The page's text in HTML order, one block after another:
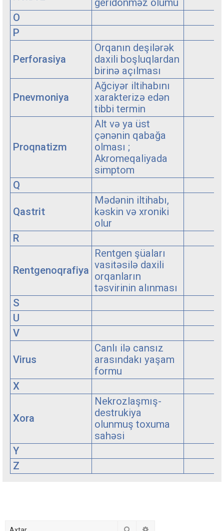
geridönməz ölümü
O
P
Perforasiya
Orqanın deşilərək
daxili boşluqlardan
birinə açılması
Pnevmoniya
Ağciyər iltihabını
xarakterizə edən
tibbi termin
Proqnatizm
Alt və ya üst
çənənin qabağa
olması ;
Akromeqaliyada
simptom
Q
Qastrit
Mədənin iltihabı,
kəskin və xroniki
olur
R
Rentgenoqrafiya
Rentgen şüaları
vasitəsilə daxili
orqanların
təsvirinin alınması
S
U
V
Virus
Canlı ilə cansız
arasındakı yaşam
formu
X
Xora
Nekrozlaşmış-
destrukiya
olunmuş toxuma
sahəsi
Y
Z
Axtar